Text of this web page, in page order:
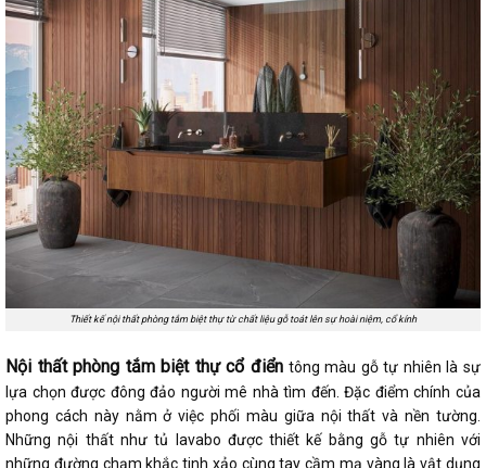
Thiết kế nội thất phòng tắm biệt thự từ chất liệu gỗ toát lên sự hoài niệm, cổ kính
Nội thất phòng tắm biệt thự cổ điển tông màu gỗ tự nhiên là sự
lựa chọn được đông đảo người mê nhà tìm đến. Đặc điểm chính của
phong cách này nằm ở việc phối màu giữa nội thất và nền tường.
Những nội thất như tủ lavabo được thiết kế bằng gỗ tự nhiên với
những đường chạm khắc tinh xảo cùng tay cầm mạ vàng là vật dụng